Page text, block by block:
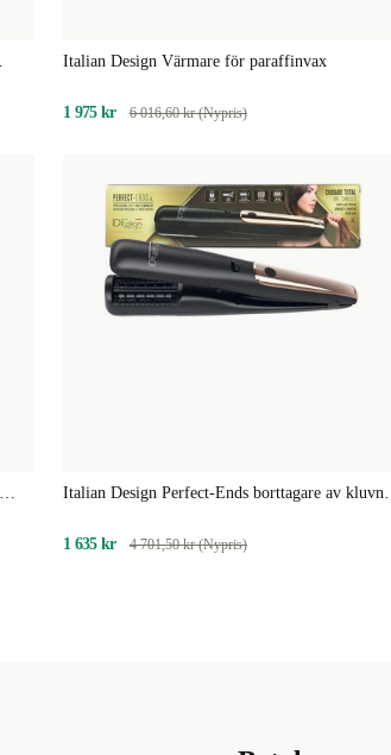
Italian Design Värmare för paraffinvax
1 975 kr 6 016,60 kr (Nypris)
Italian Design Perfect-Ends borttagare av kluvna
1 635 kr
4 701,50 kr (Nypris)